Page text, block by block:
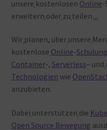
unsere kostenlosen Online-
erweitern oder zu teilen ...
Wir planen, über unsere
kostenlose Online-
Container-, Serverless– und
Technologien wie
anzubieten.
Dabei unterstützen die
Open Source Bewegung